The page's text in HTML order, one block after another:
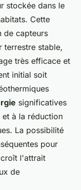
stockée dans le
Cette
de capteurs
terrestre stable,
très efficace et
initial soit
significatives
à la réduction
La possibilité
pour
l'attrait
de